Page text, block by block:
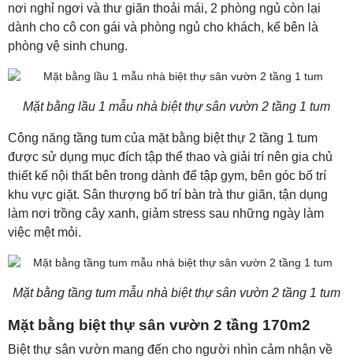
nơi nghỉ ngơi và thư giãn thoải mái, 2 phòng ngủ còn lại
dành cho cô con gái và phòng ngủ cho khách, kế bên là
phòng vệ sinh chung.
Mặt bằng lầu 1 mẫu nhà biệt thự sân vườn 2 tầng 1 tum
Công năng tầng tum của mặt bằng biệt thự 2 tầng 1 tum
được sử dụng mục đích tập thể thao và giải trí nên gia chủ
thiết kế nội thất bên trong dành để tập gym, bên góc bố trí
khu vực giặt. Sân thượng bố trí bàn trà thư giãn, tận dụng
làm nơi trồng cây xanh, giảm stress sau những ngày làm
việc mệt mỏi.
Mặt bằng tầng tum mẫu nhà biệt thự sân vườn 2 tầng 1 tum
Mặt bằng biệt thự sân vườn 2 tầng 170m2
Biệt thự sân vườn mang đến cho người nhìn cảm nhận về